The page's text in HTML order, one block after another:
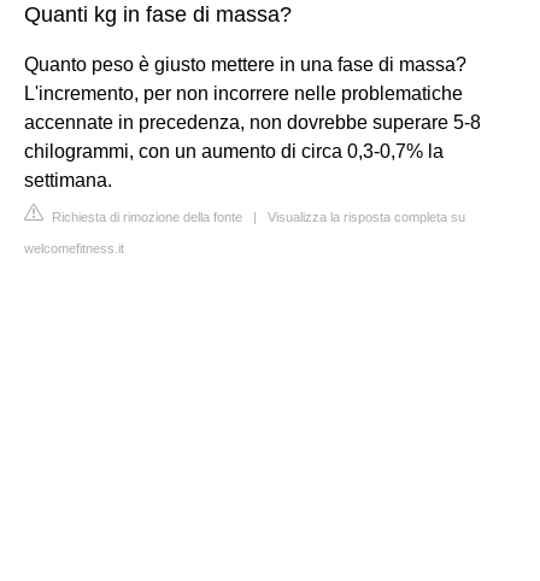
Quanti kg in fase di massa?
Quanto peso è giusto mettere in una fase di massa?
L'incremento, per non incorrere nelle problematiche
accennate in precedenza, non dovrebbe superare 5-8
chilogrammi, con un aumento di circa 0,3-0,7% la
settimana.
Richiesta di rimozione della fonte | Visualizza la risposta completa su
welcomefitness.it